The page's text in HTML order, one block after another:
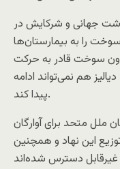
جهانی و شرکایش در
را به بیمارستان‌ها
سوخت قادر به حرکت
هم نمی‌تواند ادامه
پیدا کند.
ملل متحد برای آوارگان
این نهاد و همچنین